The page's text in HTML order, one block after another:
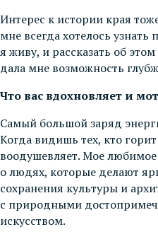
Интерес к истории края
мне всегда хотелось
я живу, и рассказать об
дала мне возможность
Что вас вдохновляет и
Самый большой заряд
Когда видишь тех, кто
воодушевляет. Мое любимое
о людях, которые делают
сохранения культуры и
с природными
искусством.